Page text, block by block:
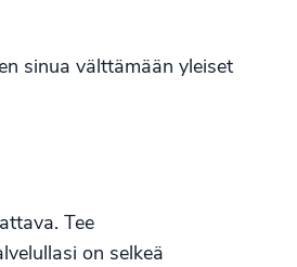
sinua välttämään yleiset
Tee
on selkeä